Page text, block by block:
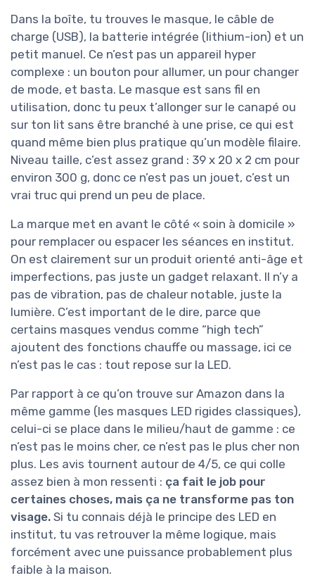
Dans la boîte, tu trouves le masque, le câble de
charge (USB), la batterie intégrée (lithium-ion) et un
petit manuel. Ce n’est pas un appareil hyper
complexe : un bouton pour allumer, un pour changer
de mode, et basta. Le masque est sans fil en
utilisation, donc tu peux t’allonger sur le canapé ou
sur ton lit sans être branché à une prise, ce qui est
quand même bien plus pratique qu’un modèle filaire.
Niveau taille, c’est assez grand : 39 x 20 x 2 cm pour
environ 300 g, donc ce n’est pas un jouet, c’est un
vrai truc qui prend un peu de place.
La marque met en avant le côté « soin à domicile »
pour remplacer ou espacer les séances en institut.
On est clairement sur un produit orienté anti-âge et
imperfections, pas juste un gadget relaxant. Il n’y a
pas de vibration, pas de chaleur notable, juste la
lumière. C’est important de le dire, parce que
certains masques vendus comme “high tech”
ajoutent des fonctions chauffe ou massage, ici ce
n’est pas le cas : tout repose sur la LED.
Par rapport à ce qu’on trouve sur Amazon dans la
même gamme (les masques LED rigides classiques),
celui-ci se place dans le milieu/haut de gamme : ce
n’est pas le moins cher, ce n’est pas le plus cher non
plus. Les avis tournent autour de 4/5, ce qui colle
assez bien à mon ressenti : ça fait le job pour
certaines choses, mais ça ne transforme pas ton
visage. Si tu connais déjà le principe des LED en
institut, tu vas retrouver la même logique, mais
forcément avec une puissance probablement plus
faible à la maison.